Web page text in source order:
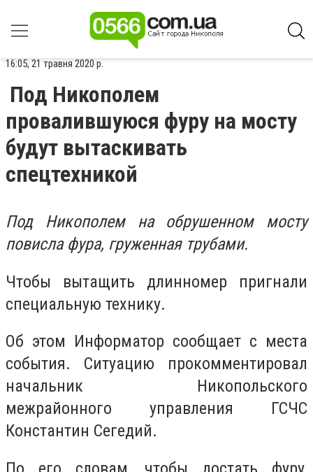
16:05, 21 травня 2020 р.
Под Никополем
провалившуюся фуру на мосту
будут вытаскивать
спецтехникой
Под Никополем на обрушенном мосту
повисла фура, груженная трубами.
Чтобы вытащить длинномер пригнали
специальную технику.
Об этом Информатор сообщает с места
события. Ситуацию прокомментировал
начальник Никопольского
межрайонного управления ГСЧС
Константин Сегедий.